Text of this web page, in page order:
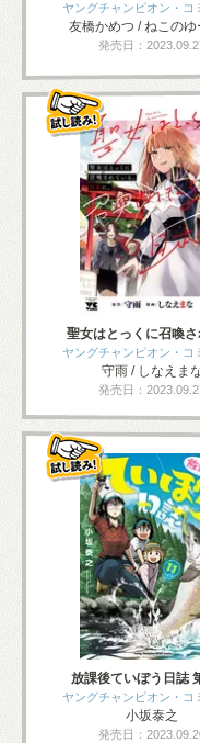
ヤングチャンピオン・コ
友橋かめつ / ねこの
発売日：
聖女はとっくに召喚
ヤングチャンピオン・コ
守雨 / しなえま
発売日：
放課後ていぼう日誌
ヤングチャンピオン・コ
小坂泰之
発売日：